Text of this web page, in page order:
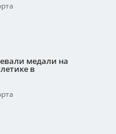
медали на
в